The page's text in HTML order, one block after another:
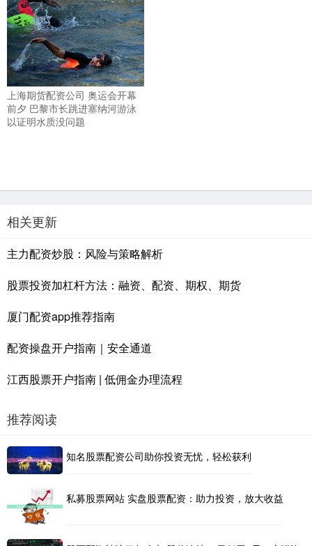
上海期货配资公司 奥运会开幕
前夕 巴黎市长跳进塞纳河游泳
以证明水质没问题
相关更新
主力配资炒股：风险与策略解析
股票投资加杠杆方法：融资、配资、期权、期货
厦门配资app推荐指南
配资操盘开户指南｜安全通道
江西股票开户指南 | 低佣金办理流程
推荐阅读
知名股票配资公司助你投资无忧，轻松获利
私募股票网站 实盘股票配资：助力投资，放大收益